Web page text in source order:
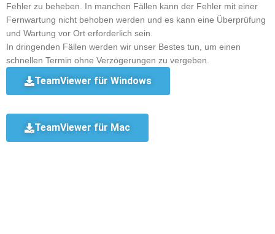
Fehler zu beheben. In manchen Fällen kann der Fehler mit einer
Fernwartung nicht behoben werden und es kann eine Überprüfung
und Wartung vor Ort erforderlich sein.
In dringenden Fällen werden wir unser Bestes tun, um einen
schnellen Termin ohne Verzögerungen zu vergeben.
TeamViewer für Windows
TeamViewer für Mac